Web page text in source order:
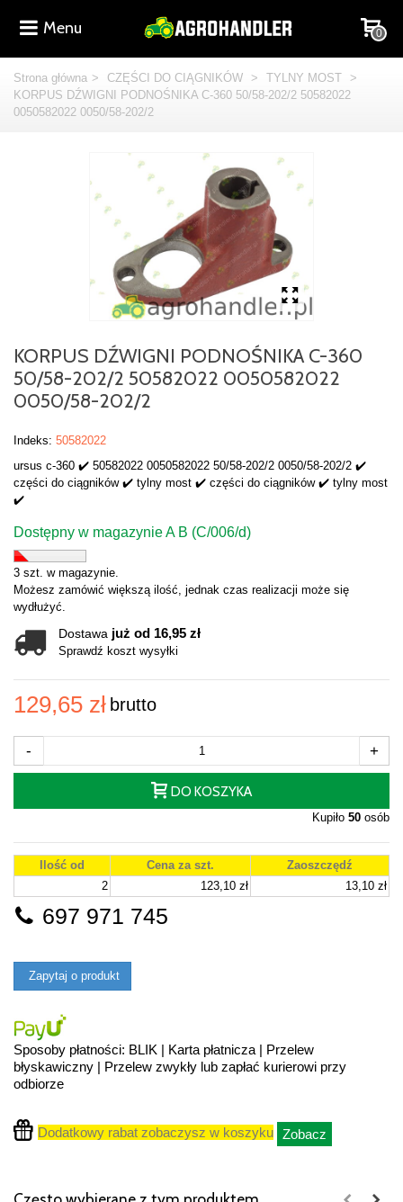
Menu 0
Strona główna > CZĘŚCI DO CIĄGNIKÓW > TYLNY MOST >
KORPUS DŹWIGNI PODNOŚNIKA C-360 50/58-202/2 50582022
0050582022 0050/58-202/2
KORPUS DŹWIGNI PODNOŚNIKA C-360
50/58-202/2 50582022 0050582022
0050/58-202/2
Indeks: 50582022
ursus c-360 ✔️ 50582022 0050582022 50/58-202/2 0050/58-202/2 ✔️
części do ciągników ✔️ tylny most ✔️ części do ciągników ✔️ tylny most
✔️
Dostępny w magazynie A B (C/006/d)
3 szt. w magazynie.
Możesz zamówić większą ilość, jednak czas realizacji może się
wydłużyć.
Dostawa już od 16,95 zł
Sprawdź koszt wysyłki
129,65 zł brutto
- +
DO KOSZYKA
Kupiło 50 osób
Ilość od Cena za szt.
Zaoszczędź
2
123,10 zł 13,10 zł
697 971 745
Zapytaj o produkt
Sposoby płatności: BLIK | Karta płatnicza | Przelew
błyskawiczny | Przelew zwykły lub zapłać kurierowi przy
odbiorze
Dodatkowy rabat zobaczysz w koszyku Zobacz